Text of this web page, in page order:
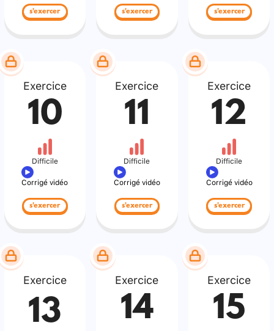
s'exercer s'exercer s'exercer
Exercice
10
Difficile
Corrigé vidéo
s'exercer
Exercice
11
Difficile
Corrigé vidéo
s'exercer
Exercice
12
Difficile
Corrigé vidéo
s'exercer
Exercice
13
Exercice
14
Exercice
15